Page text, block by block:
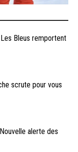
Les Bleus remportent
scrute pour vous
alerte des